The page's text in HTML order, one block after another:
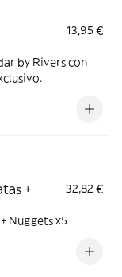
13,95 €
by Rivers con
+
32,82 €
Nuggets x5